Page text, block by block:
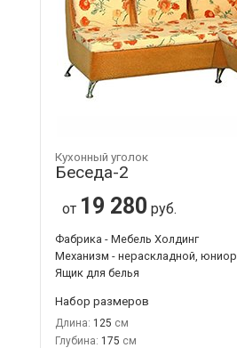
Кухонный уголок
Беседа-2
от 19 280 руб.
Фабрика - Мебель Холдинг
Механизм - нераскладной, юниор
Ящик для белья
Набор размеров
Длина: 125
Глубина: 175